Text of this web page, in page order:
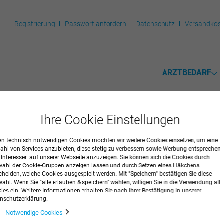
Registrierung Passwort anfordern Datenschutz
ARZTBEDARF
unsteril 4 x 5 cm
der Rolle, unsteril. Gebrauchsfertig vorgestanzt.
Ihre Cookie Einstellungen
technisch notwendigen Cookies möchten wir weitere Cookies einsetzen, um eine
von Services anzubieten, diese stetig zu verbessern sowie Werbung
Interessen auf unserer Webseite anzuzeigen. Sie können sich die Cookies durch
der Cookie-Gruppen anzeigen lassen und durch Setzen eines Häkchens
welche Cookies ausgespielt werden. Mit "Speichern" bestätigen Sie diese
Wenn Sie "alle erlauben & speichern" wählen, willigen Sie in die Verwendung
ein. Weitere Informationen erhalten Sie nach Ihrer Bestätigung in unserer
Notwendige Cookies